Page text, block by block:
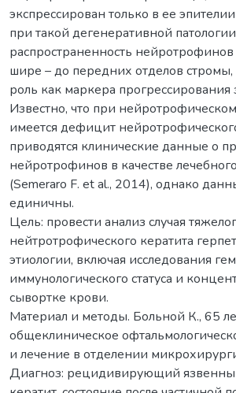
экспрессирован только в ее
при такой дегенеративной
распространенность нейротрофинов
шире – до передних отделов стромы,
роль как маркера прогрессирования
Известно, что при
имеется дефицит
приводятся клинические данные о
нейротрофинов в качестве
(Semeraro F. et al., 2014), однако
единичны.
Цель: провести анализ случая
нейтротрофического кератита
этиологии, включая исследования
иммунологического статуса и
сывортке крови.
Материал и методы. Больной К., 65
общеклиническое
и лечение в отделении
Диагноз: рецидивирующий